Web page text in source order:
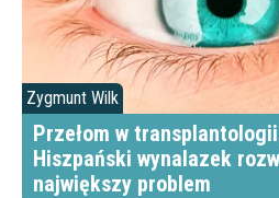
Zygmunt Wilk
Przełom w
Hiszpański wynalazek
największy problem